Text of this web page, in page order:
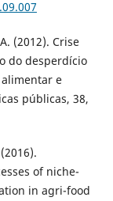
(2012). Crise
do desperdício
e
públicas, 38,
of niche-
in agri-food